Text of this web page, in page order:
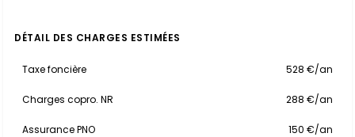
DÉTAIL DES CHARGES ESTIMÉES
Taxe foncière 528 €/an
Charges copro. NR 288 €/an
Assurance PNO 150 €/an